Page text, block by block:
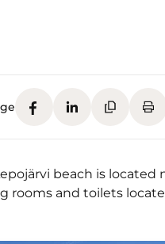
beach is
rooms and toilets